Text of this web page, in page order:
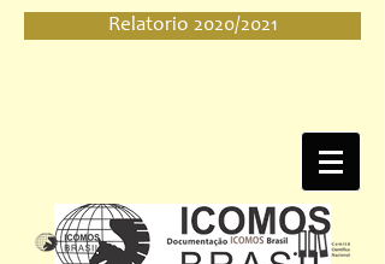
Relatorio 2020/2021